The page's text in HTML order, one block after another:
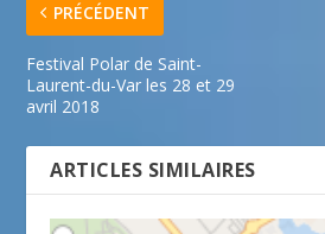
PRÉCÉDENT
Festival Polar de Saint-
Laurent-du-Var les 28 et 29
avril 2018
ARTICLES SIMILAIRES